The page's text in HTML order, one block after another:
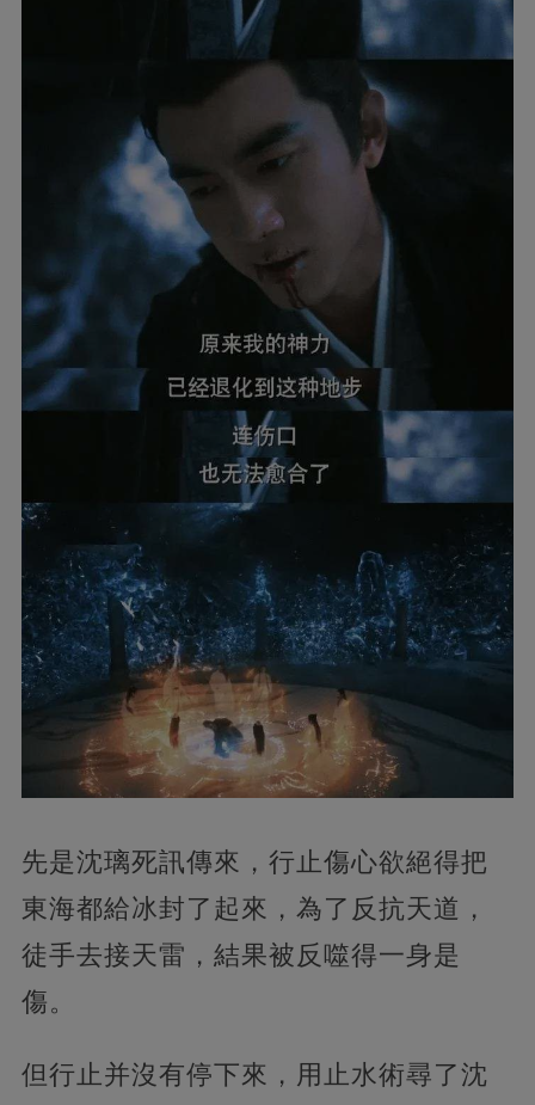
先是沈璃死訊傳來，行止傷心欲絕得把
東海都給冰封了起來，為了反抗天道，
徒手去接天雷，結果被反噬得一身是
傷。
但行止并沒有停下來，用止水術尋了沈